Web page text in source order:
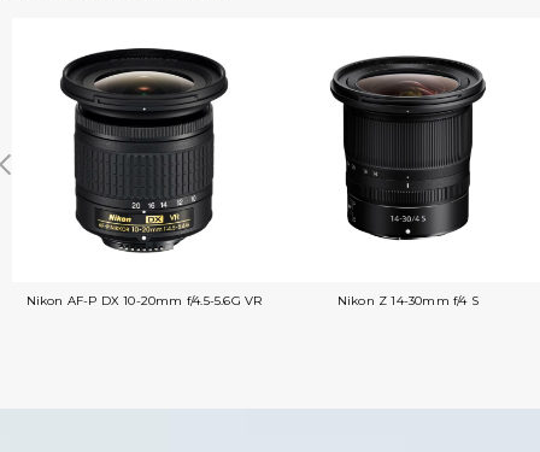
Nikon AF-P DX 10-20mm f/4.5-5.6G VR Nikon Z 14-30mm f/4 S